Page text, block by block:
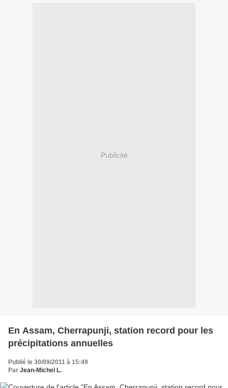
Publicité
En Assam, Cherrapunji, station record pour les
précipitations annuelles
Publié le 30/09/2011 à 15:49
Par Jean-Michel L.